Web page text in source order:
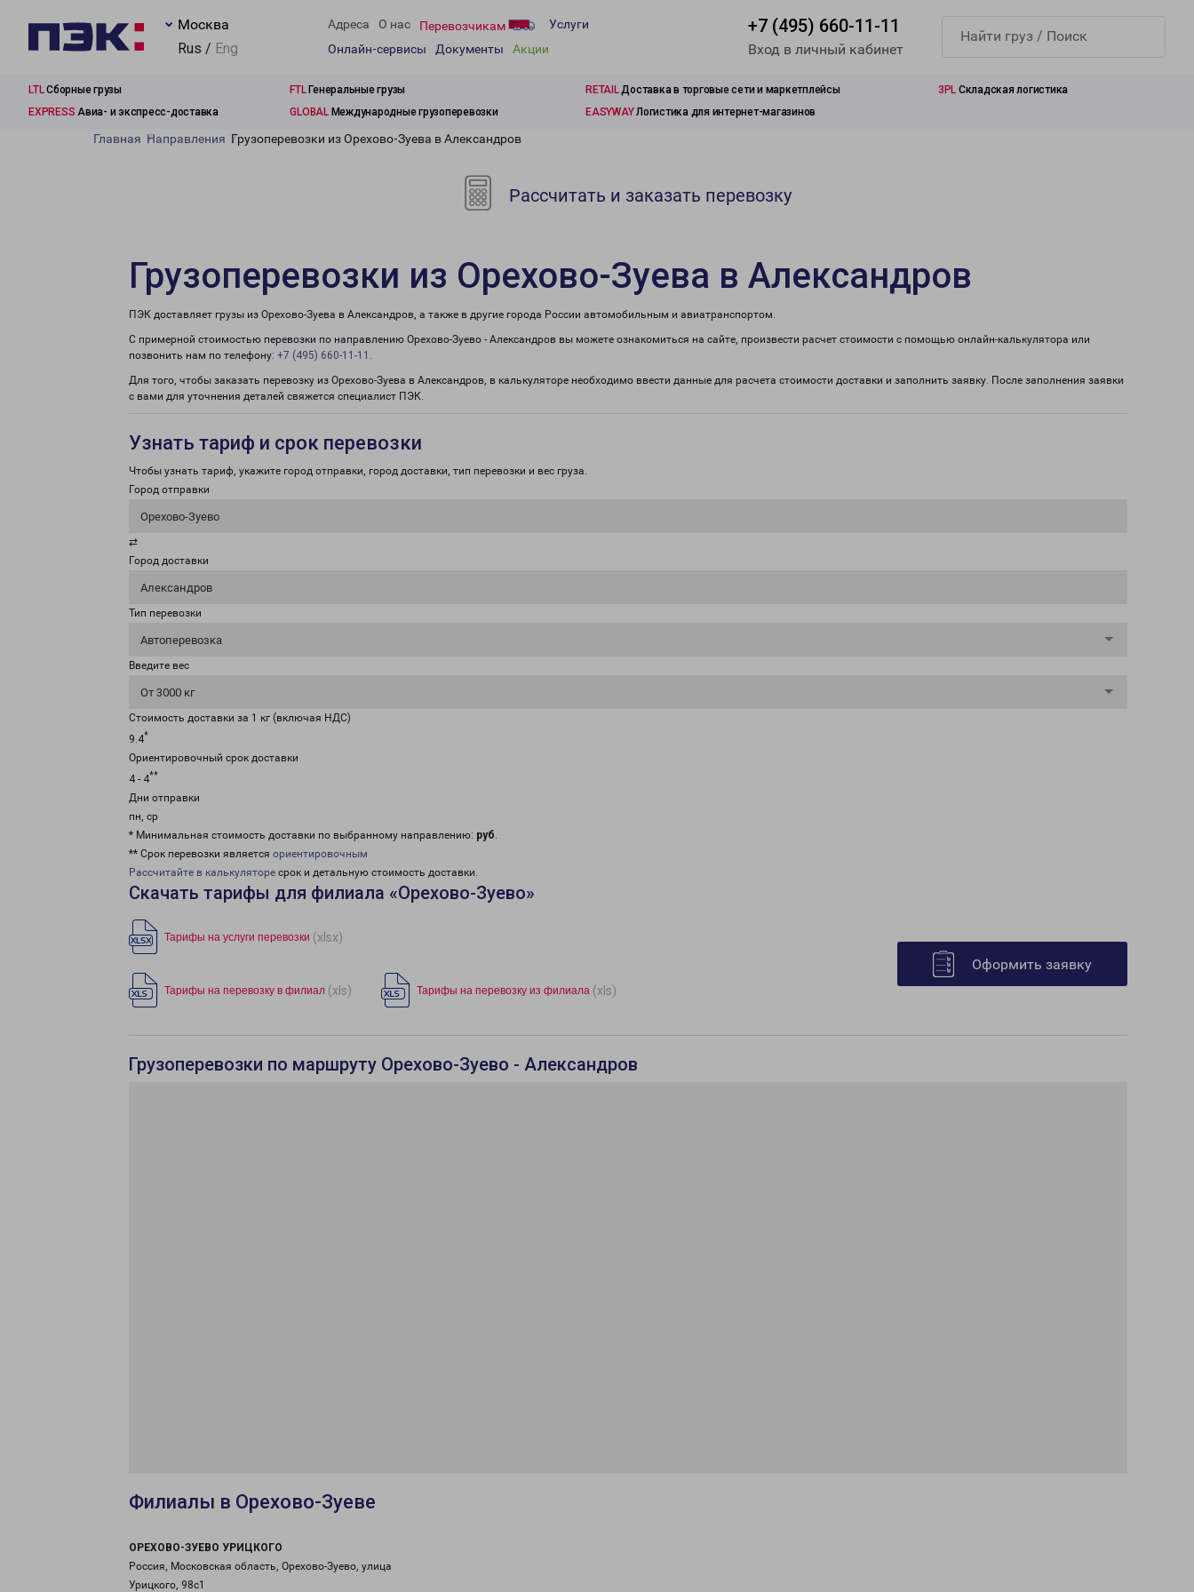
Москва
Rus / Eng
Адреса О нас Перевозчикам
Услуги
Онлайн-сервисы
Документы Акции
+7 (495) 660-11-11
Вход в личный кабинет
LTLСборные грузы FTLГенеральные грузы RETAILДоставка в торговые сети и маркетплейсы 3PL Складская логистика
EXPRESS Авиа- и экспресс-доставка GLOBALМеждународные грузоперевозки EASYWAYЛогистика для интернет-магазинов
Главная Направления Грузоперевозки из Орехово-Зуева в Александров
Рассчитать и заказать перевозку
Грузоперевозки из Орехово-Зуева в Александров
ПЭК доставляет грузы из Орехово-Зуева в Александров, а также в другие города России автомобильным и авиатранспортом.
С примерной стоимостью перевозки по направлению Орехово-Зуево - Александров вы можете ознакомиться на сайте, произвести расчет стоимости с помощью онлайн-калькулятора или
позвонить нам по телефону: +7 (495) 660-11-11 .
Для того, чтобы заказать перевозку из Орехово-Зуева в Александров, в калькуляторе необходимо ввести данные для расчета стоимости доставки и заполнить заявку. После заполнения заявки
с вами для уточнения деталей свяжется специалист ПЭК.
Узнать тариф и срок перевозки
Чтобы узнать тариф, укажите город отправки, город доставки, тип перевозки и вес груза.
Город отправки
Орехово-Зуево
⇄
Город доставки
Александров
Тип перевозки
Автоперевозка
Введите вес
От 3000 кг
Стоимость доставки за 1 кг (включая НДС)
9.4*
Ориентировочный срок доставки
4 - 4**
Дни отправки
пн, ср
* Минимальная стоимость доставки по выбранному направлению: руб.
** Срок перевозки является ориентировочным
Рассчитайте в калькуляторе срок и детальную стоимость доставки.
Скачать тарифы для филиала «Орехово-Зуево»
Тарифы на услуги перевозки (xlsx)
Тарифы на перевозку в филиал (xls) Тарифы на перевозку из филиала (xls)
Оформить заявку
Грузоперевозки по маршруту Орехово-Зуево - Александров
Филиалы в Орехово-Зуеве
ОРЕХОВО-ЗУЕВО УРИЦКОГО
Россия, Московская область, Орехово-Зуево, улица
Урицкого, 98с1